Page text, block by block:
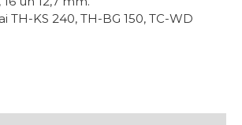
KS 240, TH-BG 150, TC-WD